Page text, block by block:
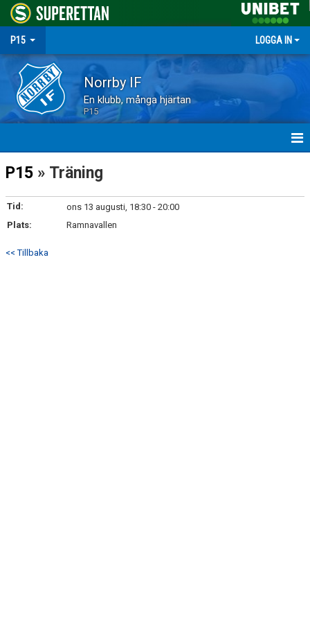
P15 LOGGA IN
Norrby IF
En klubb, många hjärtan
P15
HEM
NYHETER
MATCHER
TRUPPEN
P15 » Träning
Tid:
ons 13 augusti, 18:30 - 20:00
Plats:
Ramnavallen
<< Tillbaka